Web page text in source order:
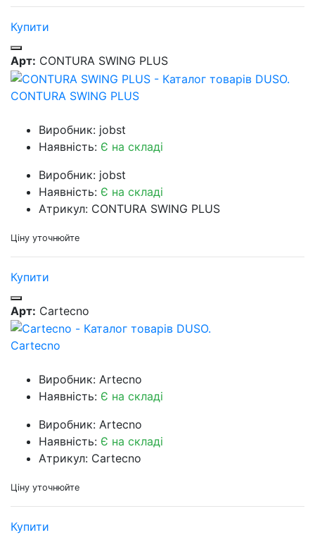
Купити
Арт: CONTURA SWING PLUS
CONTURA SWING PLUS
Виробник: jobst
Наявність: Є на складі
Виробник: jobst
Наявність: Є на складі
Атрикул: CONTURA SWING PLUS
Ціну уточнюйте
Купити
Арт: Cartecno
Cartecno
Виробник: Artecno
Наявність: Є на складі
Виробник: Artecno
Наявність: Є на складі
Атрикул: Cartecno
Ціну уточнюйте
Купити